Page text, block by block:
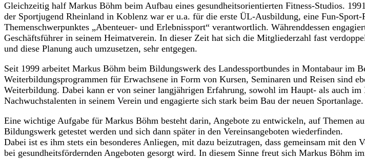
Gleichzeitig half Markus Böhm beim Aufbau eines gesundheitsorientierten Fitness-Studios.
der Sportjugend Rheinland in Koblenz war er u.a. für die erste ÜL-Ausbildung, eine Fun-
Themenschwerpunktes „Abenteuer- und Erlebnissport“ verantwortlich. Währenddessen
Geschäftsführer in seinem Heimatverein. In dieser Zeit hat sich die Mitgliederzahl fast
und diese Planung auch umzusetzen, sehr entgegen.
Seit 1999 arbeitet Markus Böhm beim Bildungswerk des Landessportbundes in Montabaur im
Weiterbildungsprogrammen für Erwachsene in Form von Kursen, Seminaren und Reisen sind
Weiterbildung. Dabei kann er von seiner langjährigen Erfahrung, sowohl im Haupt- als auch
Nachwuchstalenten in seinem Verein und engagierte sich stark beim Bau der neuen Sportanlage.
Eine wichtige Aufgabe für Markus Böhm besteht darin, Angebote zu entwickeln, auf Themen
Bildungswerk getestet werden und sich dann später in den Vereinsangeboten wiederfinden.
Dabei ist es ihm stets ein besonderes Anliegen, mit dazu beizutragen, dass gemeinsam mit
bei gesundheitsfördernden Angeboten gesorgt wird. In diesem Sinne freut sich Markus Böhm